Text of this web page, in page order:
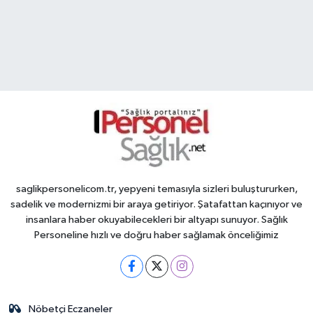
saglikpersonelicom.tr, yepyeni temasıyla sizleri buluştururken,
sadelik ve modernizmi bir araya getiriyor. Şatafattan kaçınıyor ve
insanlara haber okuyabilecekleri bir altyapı sunuyor. Sağlık
Personeline hızlı ve doğru haber sağlamak önceliğimiz
Nöbetçi Eczaneler